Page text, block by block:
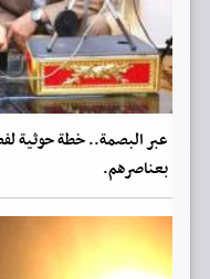
عبر البصمة.. خطة حوثية
بعناصرهم.